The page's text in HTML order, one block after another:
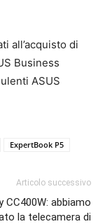
all’acquisto di
Business
ASUS
ExpertBook P5
Articolo successivo
CC400W: abbiamo
la telecamera di